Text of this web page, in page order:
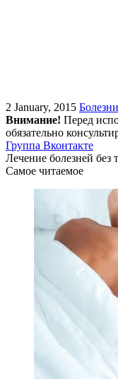
2 January, 2015
Внимание! Перед
обязательно
Группа Вконтакте
Лечение болезней без
Самое читаемое